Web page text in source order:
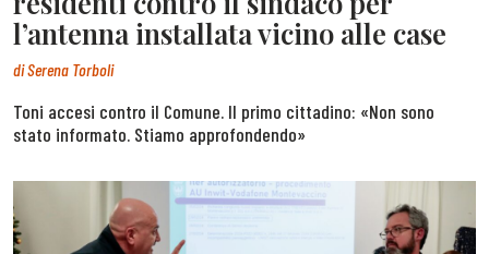
l’antenna installata vicino alle case
diSerena Torboli
Toni accesi contro il Comune. Il primo cittadino: «Non sono
stato informato. Stiamo approfondendo»